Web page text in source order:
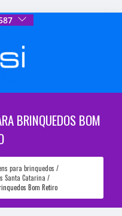
BRINQUEDOS BOM
para brinquedos
Santa Catarina
Bom Retiro